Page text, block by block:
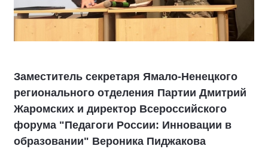
Заместитель секретаря Ямало-Ненецкого
регионального отделения Партии Дмитрий
Жаромских и директор Всероссийского
форума "Педагоги России: Инновации в
образовании" Вероника Пиджакова